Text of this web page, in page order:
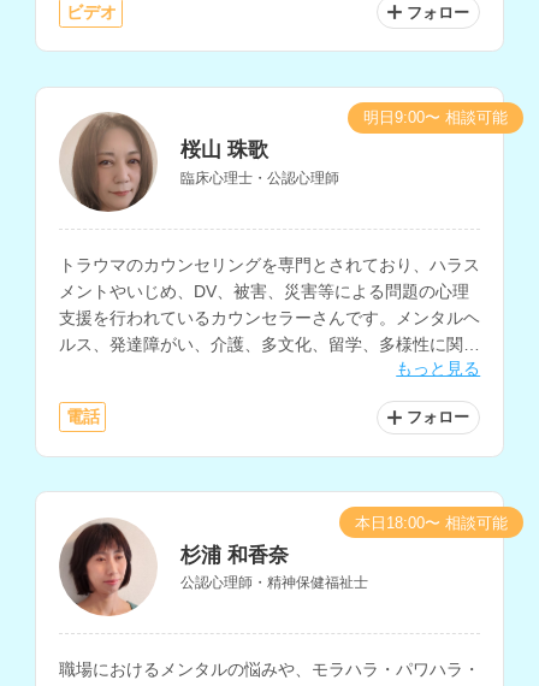
ビデオ フォロー
桜山 珠歌
臨床心理士・公認心理師
トラウマのカウンセリングを専門とされており、ハラス
メントやいじめ、DV、被害、災害等による問題の心理
支援を行われているカウンセラーさんです。メンタルヘ
ルス、発達障がい、介護、多文化、留学、多様性に関す
もっと見る
電話 フォロー
明日9:00〜 相談可能
杉浦 和香奈
公認心理師・精神保健福祉士
職場におけるメンタルの悩みや、モラハラ・パワハラ・
本日18:00〜 相談可能